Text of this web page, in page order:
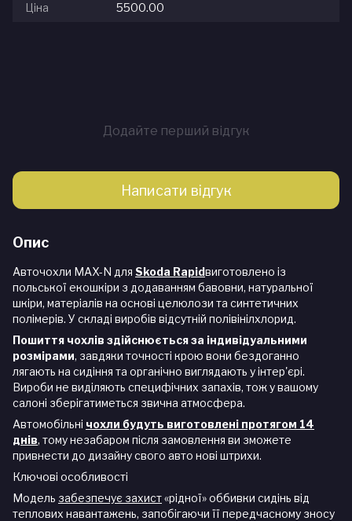
Ціна 5500.00
Додайте перший відгук
Написати відгук
Опис
Авточохли MAX-N для Skoda Rapidвиготовлено із
польської екошкіри з додаванням бавовни, натуральної
шкіри, матеріалів на основі целюлози та синтетичних
полімерів. У складі виробів відсутній полівінілхлорид.
Пошиття чохлів здійснюється за індивідуальними
розмірами, завдяки точності крою вони бездоганно
лягають на сидіння та органічно виглядають у інтер'єрі.
Вироби не виділяють специфічних запахів, тож у вашому
салоні зберігатиметься звична атмосфера.
Автомобільні чохли будуть виготовлені протягом 14
днів, тому незабаром після замовлення ви зможете
привнести до дизайну свого авто нові штрихи.
Ключові особливості
Модель забезпечує захист«рідної» оббивки сидінь від
теплових навантажень, запобігаючи її передчасному зносу